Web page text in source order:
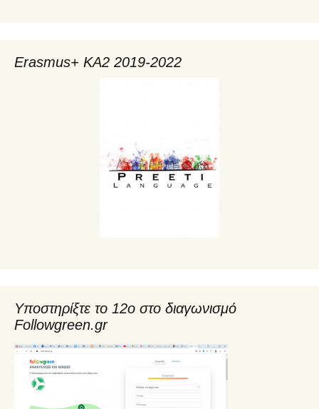
Erasmus+ KA2 2019-2022
Υποστηρίξτε το 12ο στο διαγωνισμό
Followgreen.gr